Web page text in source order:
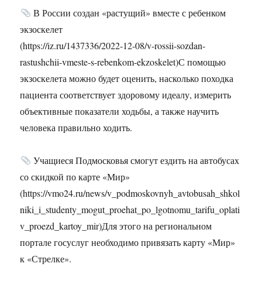
В России создан «растущий» вместе с ребенком
экзоскелет
(https://iz.ru/1437336/2022-12-08/v-rossii-sozdan-
rastushchii-vmeste-s-rebenkom-ekzoskelet)С помощью
экзоскелета можно будет оценить, насколько походка
пациента соответствует здоровому идеалу, измерить
объективные показатели ходьбы, а также научить
человека правильно ходить.
Учащиеся Подмосковья смогут ездить на автобусах
со скидкой по карте «Мир»
(https://vmo24.ru/news/v_podmoskovnyh_avtobusah_shkol
niki_i_studenty_mogut_proehat_po_lgotnomu_tarifu_oplati
v_proezd_kartoy_mir)Для этого на региональном
портале госуслуг необходимо привязать карту «Мир»
к «Стрелке».